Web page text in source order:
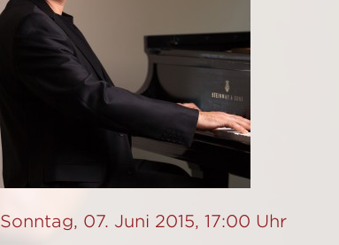
Sonntag, 07. Juni 2015, 17:00 Uhr